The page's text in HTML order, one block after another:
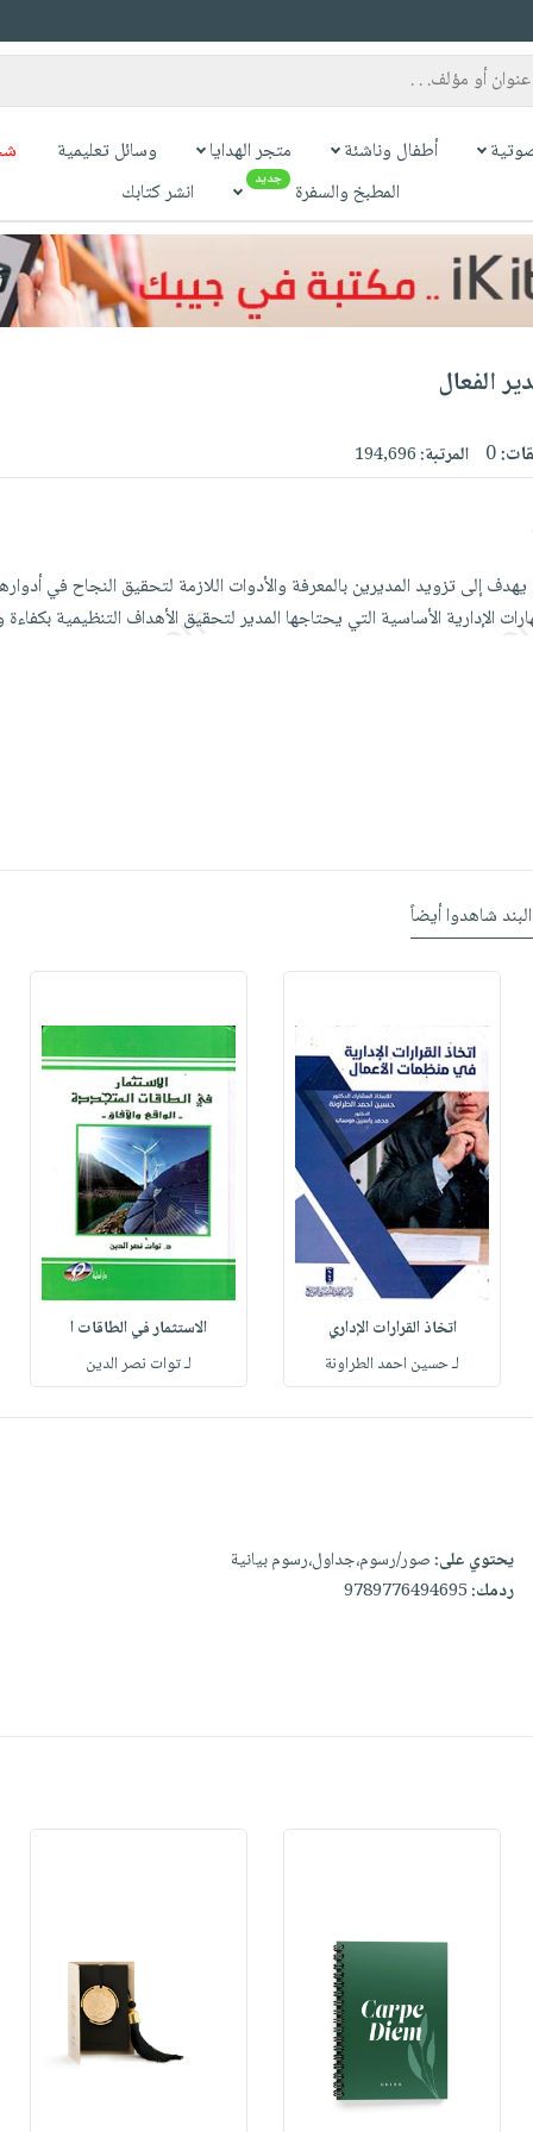
أطفال وناشئة متجر الهدايا وسائل تعليمية
المطبخ والسفرة
جديد انشر كتابك
الفعال
0 المرتبة:194,696
إلى تزويد المديرين بالمعرفة والأدوات اللازمة لتحقيق النجاح في
الإدارية الأساسية التي يحتاجها المدير لتحقيق الأهداف التنظيمية بكفاءة
شاهدوا أيضاً
اتخاذ القرارات الإداري
لـ حسين احمد الطراونة
الاستثمار في الطاقات ا
لـ توات نصر الدين
يحتوي على:صور/رسوم،جداول،رسوم بيانية
ردمك:9789776494695